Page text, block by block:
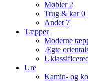
Møbler 2
Trug & kar0
Andet 7
Tæpper
Moderne
Ægte
Ure
Kamin- og